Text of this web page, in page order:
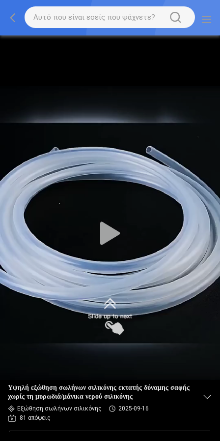
Υψηλή εξώθηση σωλήνων σιλικόνης εκτατής δύναμης σαφής
χωρίς τη μυρωδιά/μάνικα νερού σιλικόνης
Εξώθηση σωλήνων σιλικόνης
2025-09-16
81 απόψεις